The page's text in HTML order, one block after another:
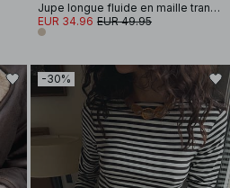
Jupe longue fluide en maille transparente
EUR 34.96 EUR 49.95
-30%